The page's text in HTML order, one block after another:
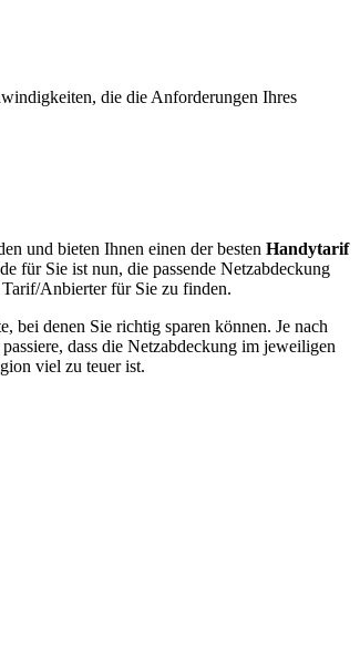
die die Anforderungen Ihres
und bieten Ihnen einen der besten Handytarif
für Sie ist nun, die passende Netzabdeckung
Anbierter für Sie zu finden.
bei denen Sie richtig sparen können. Je nach
dass die Netzabdeckung im jeweiligen
viel zu teuer ist.